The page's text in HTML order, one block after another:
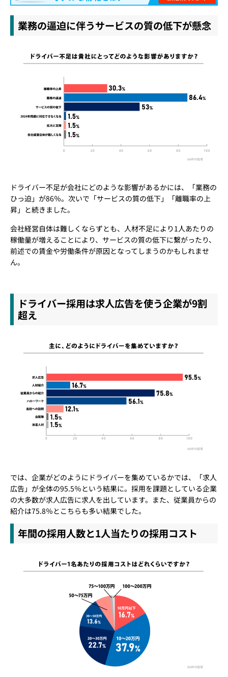
業務の逼迫に伴うサービスの質の低下が懸念
ドライバー不足が会社にどのような影響があるかには、「業務の
ひっ迫」が86％。次いで「サービスの質の低下」「離職率の上
昇」と続きました。
会社経営自体は難しくならずとも、人材不足により1人あたりの
稼働量が増えることにより、サービスの質の低下に繋がったり、
前述での賃金や労働条件が原因となってしまうのかもしれませ
ん。
ドライバー採用は求人広告を使う企業が9割
超え
では、企業がどのようにドライバーを集めているかでは、「求人
広告」が全体の95.5％という結果に。採用を課題としている企業
の大多数が求人広告に求人を出しています。また、従業員からの
紹介は75.8％とこちらも多い結果でした。
年間の採用人数と1人当たりの採用コスト